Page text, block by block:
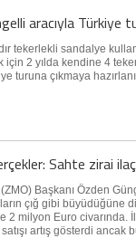
aracıyla Türkiye
tekerlekli sandalye
2 yılda kendine 4
turuna çıkmaya
Sahte zirai
Başkanı Özden
çığ gibi büyüdüğüne
2 milyon Euro
artış gösterdi ancak